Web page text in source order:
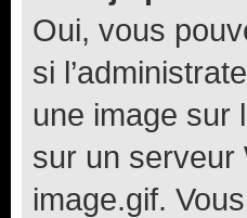
Oui, vous
si
une image sur
sur un serveur
image.gif.